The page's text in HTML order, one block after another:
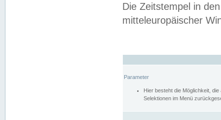
Die Zeitstempel in
mitteleuropäischer
Parameter
Hier besteht die Möglichkeit,
Selektionen im Menü